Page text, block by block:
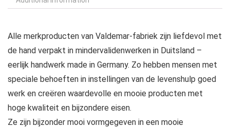
Alle merkproducten van Valdemar-fabriek zijn liefdevol met
de hand verpakt in mindervalidenwerken in Duitsland –
eerlijk handwerk made in Germany. Zo hebben mensen met
speciale behoeften in instellingen van de levenshulp goed
werk en creëren waardevolle en mooie producten met
hoge kwaliteit en bijzondere eisen.
Ze zijn bijzonder mooi vormgegeven in een mooie